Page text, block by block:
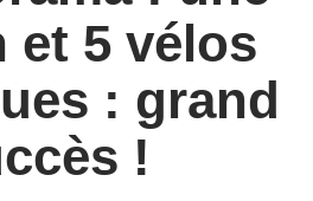
et 5 vélos
: grand
!